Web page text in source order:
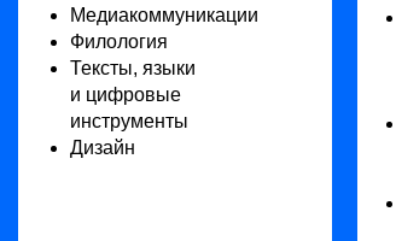
Медиакоммуникации
Филология
Тексты, языки
и цифровые
инструменты
Дизайн